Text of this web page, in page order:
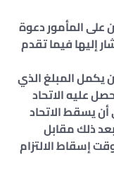
على المأمور دعوة
إليها فيما تقدم
يكمل المبلغ الذي
عليه الاتحاد
يسقط الاتحاد
ذلك مقابل
إسقاط الالتزام